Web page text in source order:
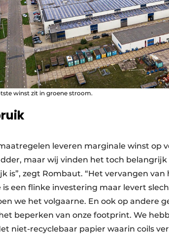
winst zit in groene stroom.
leveren marginale winst op
maar wij vinden het toch
is”, zegt Rombaut. “Het vervangen
een flinke investering maar levert
we het volgaarne. En ook op andere
beperken van onze footprint. We
niet-recyclebaar papier waarin coils